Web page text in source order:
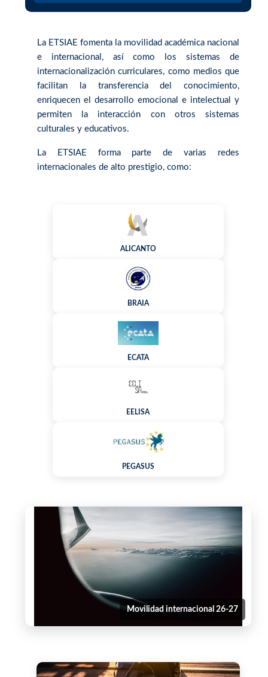
La ETSIAE fomenta la movilidad académica nacional
e internacional, así como los sistemas de
internacionalización curriculares, como medios que
facilitan la transferencia del conocimiento,
enriquecen el desarrollo emocional e intelectual y
permiten la interacción con otros sistemas
culturales y educativos.
La ETSIAE forma parte de varias redes
internacionales de alto prestigio, como:
ALICANTO
BRAIA
ECATA
EELISA
PEGASUS
Movilidad internacional 26-27